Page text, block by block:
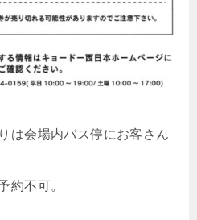
は会場内バス停にお客さん
約不可。